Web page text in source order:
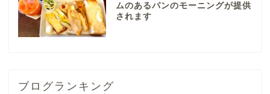
ムのあるパンのモーニングが提供
されます
ブログランキング